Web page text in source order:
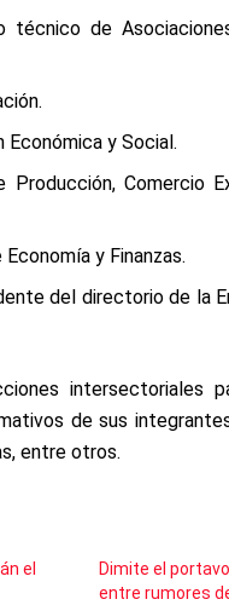
técnico de
Económica y Social.
Comercio
y Finanzas.
del directorio de la
intersectoriales
de sus
entre otros.
el
Dimite el
entre rumores